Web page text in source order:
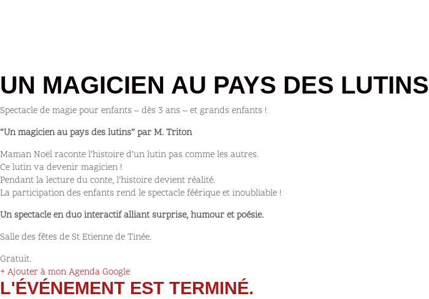
UN MAGICIEN AU PAYS DES LUTINS
Spectacle de magie pour enfants – dès 3 ans – et grands enfants !
“Un magicien au pays des lutins” par M. Triton
Maman Noël raconte l’histoire d’un lutin pas comme les autres.
Ce lutin va devenir magicien !
Pendant la lecture du conte, l’histoire devient réalité.
La participation des enfants rend le spectacle féérique et inoubliable !
Un spectacle en duo interactif alliant surprise, humour et poésie.
Salle des fêtes de St Etienne de Tinée.
Gratuit.
+ Ajouter à mon Agenda Google
L'ÉVÉNEMENT EST TERMINÉ.